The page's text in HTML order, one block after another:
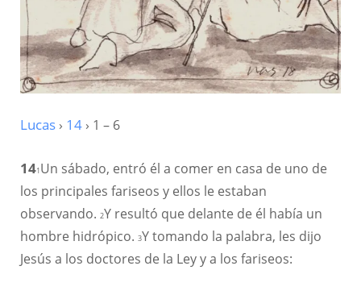
Lucas › 14 › 1 – 6
141 Un sábado, entró él a comer en casa de uno de
los principales fariseos y ellos le estaban
observando. 2Y resultó que delante de él había un
hombre hidrópico. 3Y tomando la palabra, les dijo
Jesús a los doctores de la Ley y a los fariseos: